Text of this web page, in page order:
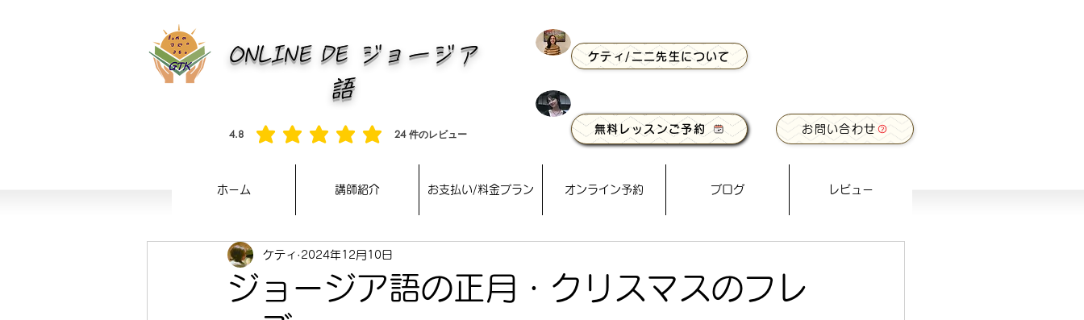
ONLINE DE ジョージア
語
4.8 24 件のレビュー
平均評価 4.8 /5, 全評価： 24 件, 件のレビュー
ケティ/ニニ先生について
無料レッスンご予約 お問い合わせ
ホーム 講師紹介 お支払い/料金プラン オンライン予約 ブログ レビュー
ジョージア語の正月・クリスマスのフレ
ケティ 2024年12月10日